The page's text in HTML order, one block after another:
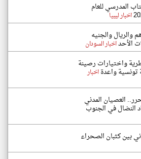
المدرسي للعام
اخبار ليبيا
والريال والجنيه
الأحداخبار السودان
واختيارات رصينة
واعدةاخبار
العصيان المدني
النضال في الجنوب
بين كثبان الصحراء